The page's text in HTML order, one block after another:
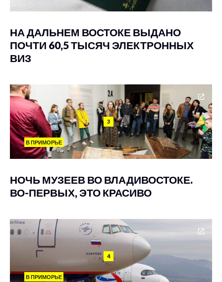
НА ДАЛЬНЕМ ВОСТОКЕ ВЫДАНО
ПОЧТИ 60,5 ТЫСЯЧ ЭЛЕКТРОННЫХ
ВИЗ
3
В ПРИМОРЬЕ
НОЧЬ МУЗЕЕВ ВО ВЛАДИВОСТОКЕ.
ВО-ПЕРВЫХ, ЭТО КРАСИВО
4
В ПРИМОРЬЕ